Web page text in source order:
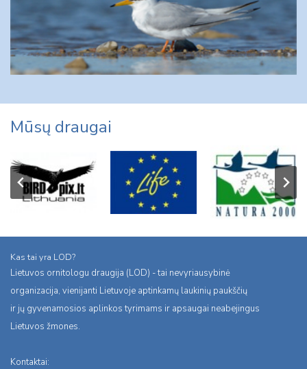
Mūsų draugai
Kas tai yra LOD?
Lietuvos ornitologu draugija (LOD) - tai nevyriausybinė
organizacija, vienijanti Lietuvoje aptinkamų laukinių paukščių
ir jų gyvenamosios aplinkos tyrimams ir apsaugai neabejingus
Lietuvos žmones.
Kontaktai: